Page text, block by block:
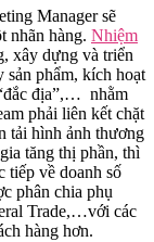
Manager sẽ
nhãn hàng. Nhiệm
xây dựng và triển
sản phẩm, kích hoạt
địa”,… nhằm
phải liên kết chặt
tải hình ảnh thương
tăng thị phần, thì
tiếp về doanh số
phân chia phụ
Trade,…với các
hàng hơn.